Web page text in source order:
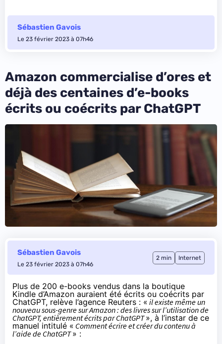
Sébastien Gavois
Le 23 février 2023 à 07h46
Amazon commercialise d’ores et
déjà des centaines d’e-books
écrits ou coécrits par ChatGPT
Sébastien Gavois
Le 23 février 2023 à 07h46
2 min Internet
Plus de 200 e-books vendus dans la boutique
Kindle d’Amazon auraient été écrits ou coécrits par
ChatGPT, relève l’agence Reuters : « il existe même un
nouveau sous-genre sur Amazon : des livres sur l’utilisation de
ChatGPT, entièrement écrits par ChatGPT», à l’instar de ce
manuel intitulé « Comment écrire et créer du contenu à
l’aide de ChatGPT» :